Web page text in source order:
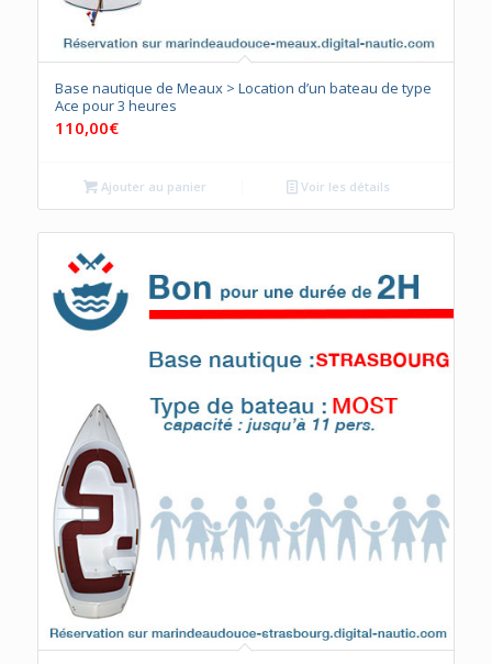
Base nautique de Meaux > Location d’un bateau de type
Ace pour 3 heures
110,00€
Ajouter au panier Voir les détails